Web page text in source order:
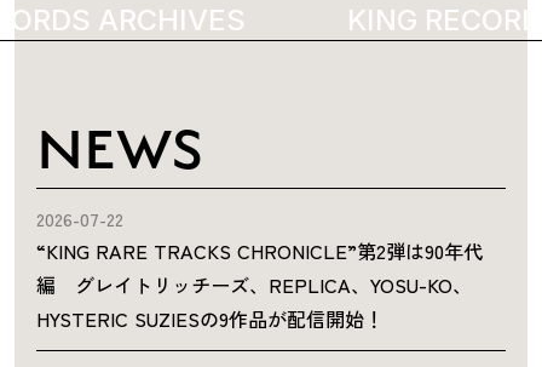
ARCHIVES 2507 KING
NEWS
2026-07-22
“KING RARE TRACKS CHRONICLE”第2弾は90年代
編 グレイトリッチーズ、REPLICA、YOSU-KO、
HYSTERIC SUZIESの9作品が配信開始！